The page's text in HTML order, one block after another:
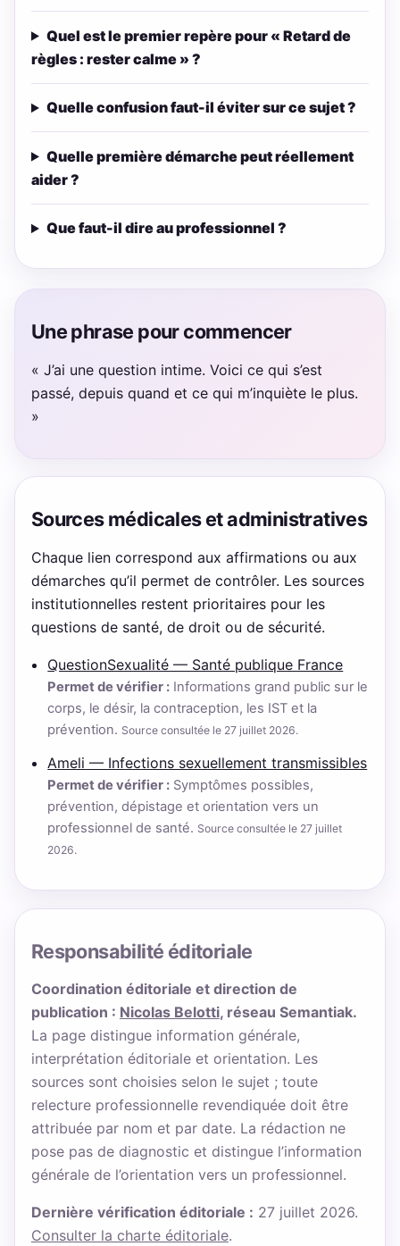
Quel est le premier repère pour « Retard de
règles : rester calme » ?
Quelle confusion faut-il éviter sur ce sujet ?
Quelle première démarche peut réellement
aider ?
Que faut-il dire au professionnel ?
Une phrase pour commencer
« J’ai une question intime. Voici ce qui s’est
passé, depuis quand et ce qui m’inquiète le plus.
»
Sources médicales et administratives
Chaque lien correspond aux affirmations ou aux
démarches qu’il permet de contrôler. Les sources
institutionnelles restent prioritaires pour les
questions de santé, de droit ou de sécurité.
QuestionSexualité — Santé publique France
Permet de vérifier : Informations grand public sur le
corps, le désir, la contraception, les IST et la
prévention. Source consultée le 27 juillet 2026.
Ameli — Infections sexuellement transmissibles
Permet de vérifier : Symptômes possibles,
prévention, dépistage et orientation vers un
professionnel de santé. Source consultée le 27 juillet
2026.
Responsabilité éditoriale
Coordination éditoriale et direction de
publication : Nicolas Belotti, réseau Semantiak.
La page distingue information générale,
interprétation éditoriale et orientation. Les
sources sont choisies selon le sujet ; toute
relecture professionnelle revendiquée doit être
attribuée par nom et par date. La rédaction ne
pose pas de diagnostic et distingue l’information
générale de l’orientation vers un professionnel.
Dernière vérification éditoriale : 27 juillet 2026.
Consulter la charte éditoriale.